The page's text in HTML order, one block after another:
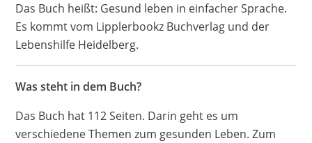
Das Buch heißt: Gesund leben in einfacher Sprache.
Es kommt vom Lipplerbookz Buchverlag und der
Lebenshilfe Heidelberg.
Was steht in dem Buch?
Das Buch hat 112 Seiten. Darin geht es um
verschiedene Themen zum gesunden Leben. Zum